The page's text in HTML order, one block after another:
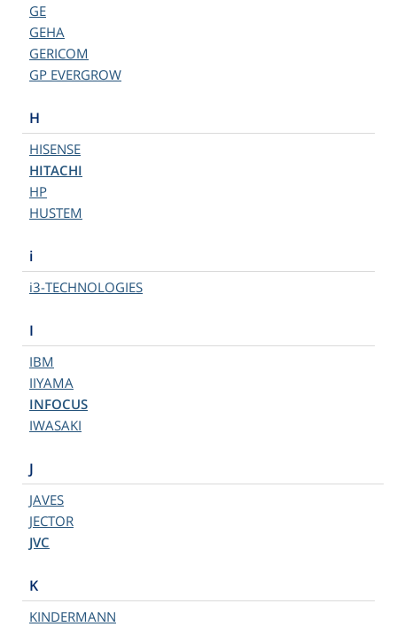
GE
GEHA
GERICOM
GP EVERGROW
H
HISENSE
HITACHI
HP
HUSTEM
i
i3-TECHNOLOGIES
I
IBM
IIYAMA
INFOCUS
IWASAKI
J
JAVES
JECTOR
JVC
K
KINDERMANN